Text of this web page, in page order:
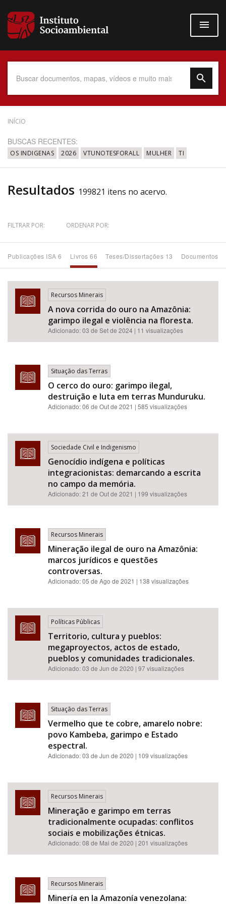
para
conteúdo
Data do Documento
Até
Povo Indígena
Subtema
Área de Levantamento
BUSCAR
INÍCIO
BUSCAS RECENTES:
OS INDIGENAS 2026 VTUNOTESFORALL MULHER TI
Resultados 199821 itens no acervo.
FILTRAR POR: ORDENAR POR:
Publicações ISA 6 Livros 66 Teses/Dissertações 13 Documentos
Recursos Minerais
A nova corrida do ouro na Amazônia:
garimpo ilegal e violência na floresta.
Adicionado:03 de Set de 2024 | 11 visualizações
Situação das Terras
O cerco do ouro: garimpo ilegal,
destruição e luta em terras Munduruku.
Adicionado:06 de Out de 2021 | 585 visualizações
Sociedade Civil e Indigenismo
Genocídio indígena e políticas
integracionistas: demarcando a escrita
no campo da memória.
Adicionado:21 de Out de 2021 | 199 visualizações
Recursos Minerais
Mineração ilegal de ouro na Amazônia:
marcos jurídicos e questões
controversas.
Adicionado:05 de Ago de 2021 | 138 visualizações
Políticas Públicas
Territorio, cultura y pueblos:
megaproyectos, actos de estado,
pueblos y comunidades tradicionales.
Adicionado:03 de Jun de 2020 | 97 visualizações
Situação das Terras
Vermelho que te cobre, amarelo nobre:
povo Kambeba, garimpo e Estado
espectral.
Adicionado:03 de Jun de 2020 | 109 visualizações
Recursos Minerais
Mineração e garimpo em terras
tradicionalmente ocupadas: conflitos
sociais e mobilizações étnicas.
Adicionado:08 de Mai de 2020 | 201 visualizações
Recursos Minerais
Minería en la Amazonía venezolana: